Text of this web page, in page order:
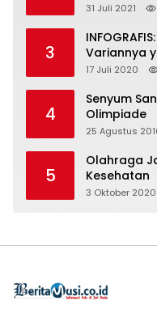
31 Juli 2021
3
Variannya
17 Juli 2020
4
Senyum
Olimpiade
25 Agustus
5
Olahraga
Kesehatan
3 Oktober 2020